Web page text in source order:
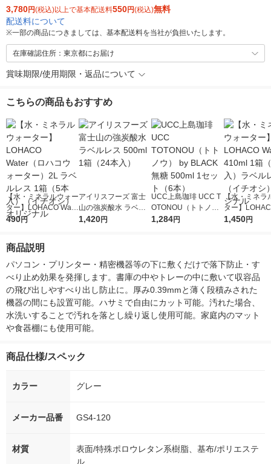
3,780円(税込)以上で基本配送料550円(税込)無料
配送料について
※一部の商品につきましては、基本配送料を当社が負担いたします。
在庫確認住所：東京都にお届け
賞味期限/使用期限・返品について
こちらの商品もおすすめ
【水・ミネラルウォー
ター】LOHACO Wate
r（ロハコウォータ
シ） オリジナル
490円
アイリスフーズ 富士
山の強炭酸水 ラベル
レス 500ml 1箱（24
1,420円
UCC上島珈琲 UCC T
OTONOU（トトノ
ウ） by BLACK無糖 5
1,284円
【水・ミネラ
ター】
r 410ml 1箱（
1,450円
商品説明
パソコン・プリンター・精密機器等の下に敷くだけで落下防止・す
べり止め効果を発揮します。書庫の中やトレーの中に敷いて収容品
の飛び出しやすべり出し防止に。厚み0.39mmと薄く段積みされた
機器の間にも設置可能。ハサミで自由にカット可能。汚れた場合、
水洗いすることで汚れを落とし繰り返し使用可能。家庭内のマット
や食器棚にも使用可能。
商品仕様/スペック
カラー グレー
メーカー品番 GS4-120
材質
表面/特殊ポロウレタン系樹脂、基布/ポリエステ
ル